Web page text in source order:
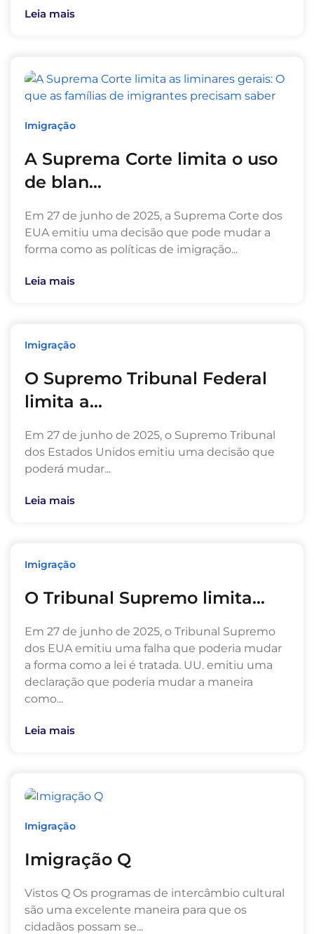
Leia mais
Imigração
A Suprema Corte limita o uso
de blan...
Em 27 de junho de 2025, a Suprema Corte dos
EUA emitiu uma decisão que pode mudar a
forma como as políticas de imigração...
Leia mais
Imigração
O Supremo Tribunal Federal
limita a...
Em 27 de junho de 2025, o Supremo Tribunal
dos Estados Unidos emitiu uma decisão que
poderá mudar...
Leia mais
Imigração
O Tribunal Supremo limita...
Em 27 de junho de 2025, o Tribunal Supremo
dos EUA emitiu uma falha que poderia mudar
a forma como a lei é tratada. UU. emitiu uma
declaração que poderia mudar a maneira
como...
Leia mais
Imigração
Imigração Q
Vistos Q Os programas de intercâmbio cultural
são uma excelente maneira para que os
cidadãos possam se...